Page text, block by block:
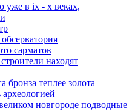
уже в ix - x веках,
сарматов
находят
бронза теплее золота
новгороде подводные